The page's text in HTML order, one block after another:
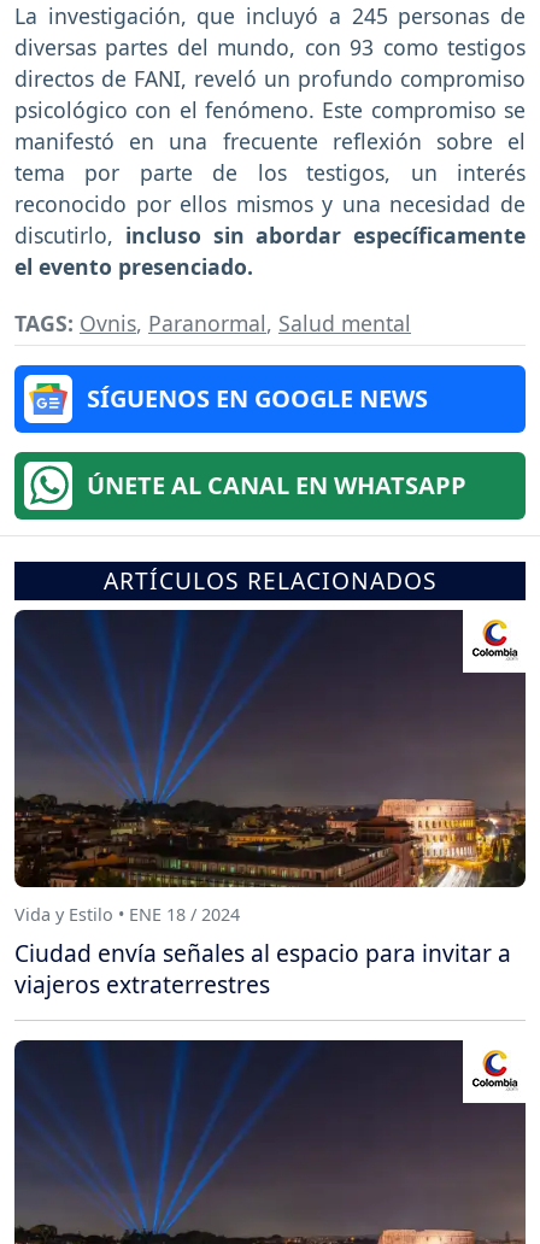
La investigación, que incluyó a 245 personas de
diversas partes del mundo, con 93 como testigos
directos de FANI, reveló un profundo compromiso
psicológico con el fenómeno. Este compromiso se
manifestó en una frecuente reflexión sobre el
tema por parte de los testigos, un interés
reconocido por ellos mismos y una necesidad de
discutirlo, incluso sin abordar específicamente
el evento presenciado.
TAGS: Ovnis, Paranormal, Salud mental
SÍGUENOS EN GOOGLE NEWS
ÚNETE AL CANAL EN WHATSAPP
ARTÍCULOS RELACIONADOS
Vida y Estilo • ENE 18 / 2024
Ciudad envía señales al espacio para invitar a
viajeros extraterrestres